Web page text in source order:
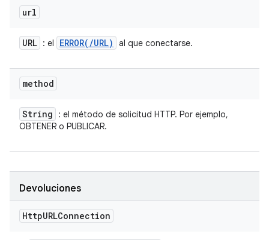
url
URL : el ERROR( /URL) al que conectarse.
method
String
: el método de solicitud HTTP. Por ejemplo,
OBTENER o PUBLICAR.
Devoluciones
HttpURLConnection